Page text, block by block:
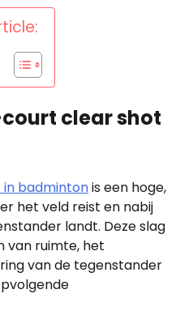
clear shot
badmintonis een hoge,
het veld reist en nabij
landt. Deze slag
van ruimte, het
van de tegenstander